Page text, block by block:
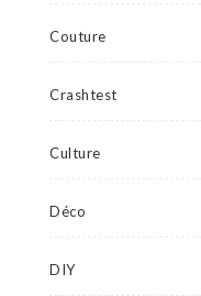
Couture
Crashtest
Culture
Déco
DIY